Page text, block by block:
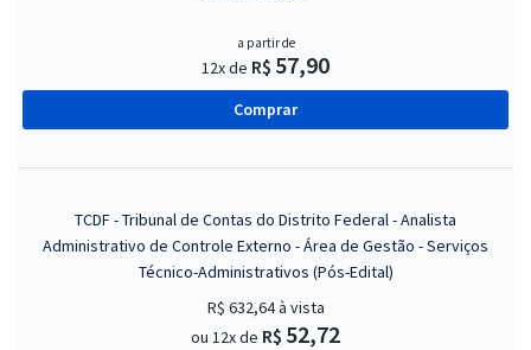
a partir de
12x de R$ 57,90
Comprar
TCDF - Tribunal de Contas do Distrito Federal - Analista
Administrativo de Controle Externo - Área de Gestão - Serviços
Técnico-Administrativos (Pós-Edital)
R$ 632,64à vista
ou 12x de R$ 52,72